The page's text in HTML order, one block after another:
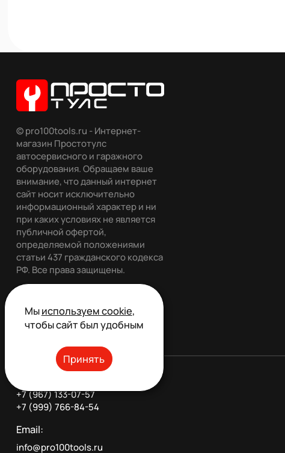
© pro100tools.ru - Интернет-
магазин Простотулс
автосервисного и гаражного
оборудования. Обращаем ваше
внимание, что данный интернет
сайт носит исключительно
информационный характер и ни
при каких условиях не является
публичной офертой,
определяемой положениями
статьи 437 гражданского кодекса
РФ. Все права защищены.
Обратный звонок
+7 (967) 133-07-57
+7 (999) 766-84-54
Email:
info@pro100tools.ru
Мыиспользуем cookie,
чтобы сайт был удобным
Принять